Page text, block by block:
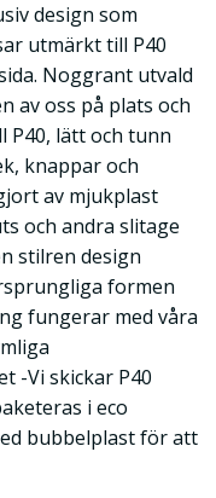
design som
utmärkt till P40
Noggrant utvald
av oss på plats och
P40, lätt och tunn
knappar och
av mjukplast
och andra slitage
stilren design
formen
fungerar med våra
-Vi skickar P40
i eco
bubbelplast för att